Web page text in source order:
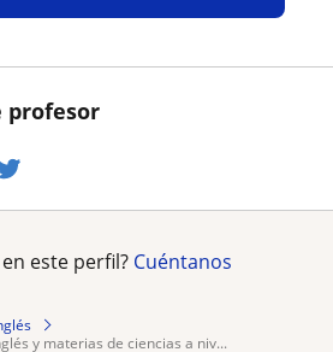
profesor
este perfil? Cuéntanos
y materias de ciencias a niv...